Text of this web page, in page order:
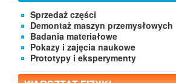
Sprzedaż części
Demontaż maszyn przemysłowych
Badania materiałowe
Pokazy i zajęcia naukowe
Prototypy i eksperymenty